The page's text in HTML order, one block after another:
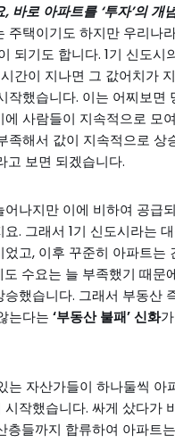
바로 아파트를 ‘투자’의 개
주택이기도 하지만 우리나
되기도 합니다. 1기 신도시
시간이 지나면 그 값어치가
작했습니다. 이는 어찌보면
사람들이 지속적으로 모
족해서 값이 지속적으로 상
고 보면 되겠습니다.
나지만 이에 비하여 공급
. 그래서 1기 신도시라는
고, 이후 꾸준히 아파트는
수요는 늘 부족했기 때문
했습니다. 그래서 부동산
는다는 ‘부동산 불패’ 신화
는 자산가들이 하나둘씩 아
작했습니다. 싸게 샀다가
층들까지 합류하여 아파트는